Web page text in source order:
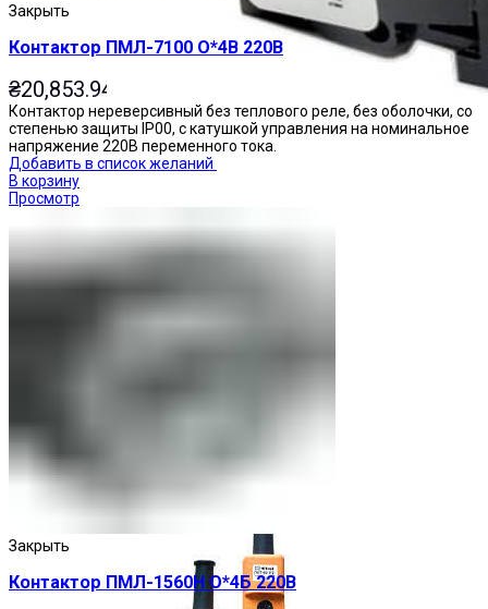
Кнопочные посты
Закрыть
Контактор ПМЛ-7100 О*4В 220В
₴20,853.94
Контактор нереверсивный без теплового реле, без оболочки, со
степенью защиты IP00, с катушкой управления на номинальное
напряжение 220В переменного тока.
Добавить в список желаний
В корзину
Просмотр
Закрыть
Контактор ПМЛ-1560Н О*4Б 220В